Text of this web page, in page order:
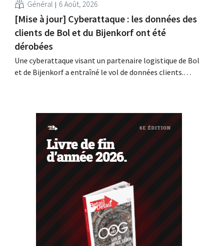
Général 6 Août, 2026
[Mise à jour] Cyberattaque : les données des
clients de Bol et du Bijenkorf ont été
dérobées
Une cyberattaque visant un partenaire logistique de Bol
et de Bijenkorf a entraîné le vol de données clients.